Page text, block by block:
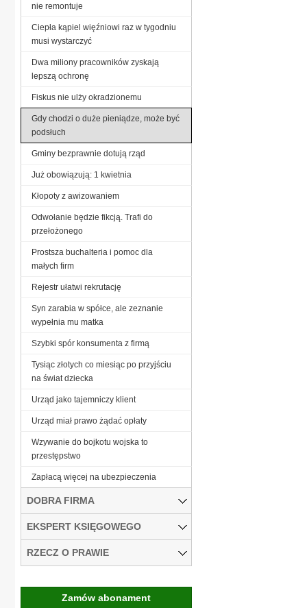
nie remontuje
Ciepła kąpiel więźniowi raz w tygodniu
musi wystarczyć
Dwa miliony pracowników zyskają
lepszą ochronę
Fiskus nie ulży okradzionemu
Gdy chodzi o duże pieniądze, może być
podsłuch
Gminy bezprawnie dotują rząd
Już obowiązują: 1 kwietnia
Kłopoty z awizowaniem
Odwołanie będzie fikcją. Trafi do
przełożonego
Prostsza buchalteria i pomoc dla
małych firm
Rejestr ułatwi rekrutację
Syn zarabia w spółce, ale zeznanie
wypełnia mu matka
Szybki spór konsumenta z firmą
Tysiąc złotych co miesiąc po przyjściu
na świat dziecka
Urząd jako tajemniczy klient
Urząd miał prawo żądać opłaty
Wzywanie do bojkotu wojska to
przestępstwo
Zapłacą więcej na ubezpieczenia
DOBRA FIRMA
EKSPERT KSIĘGOWEGO
RZECZ O PRAWIE
Zamów abonament